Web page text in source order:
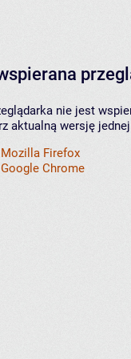
nie jest
aktualną wersję
Mozilla Firefox
Google Chrome